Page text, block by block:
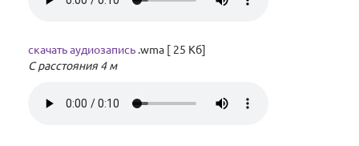
скачать аудиозапись .wma [ 25 Кб]
С расстояния 4 м